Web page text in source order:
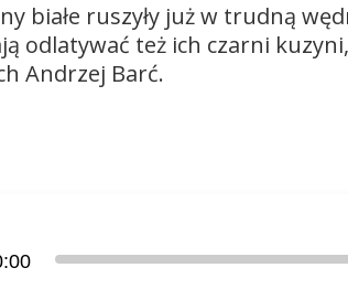
białe ruszyły już w trudną
odlatywać też ich czarni
Andrzej Barć.